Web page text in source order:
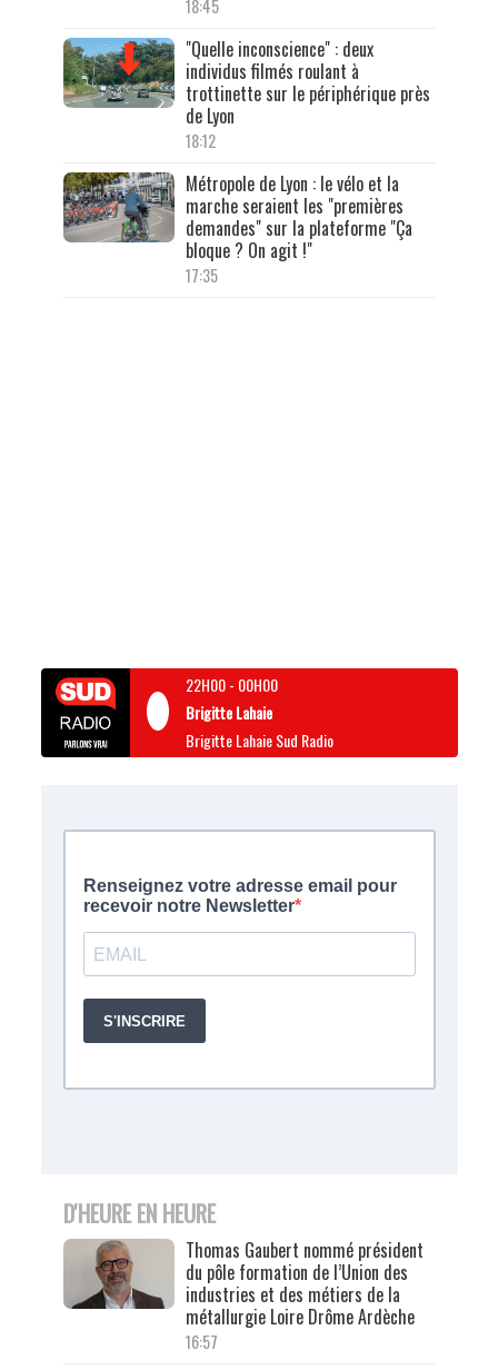
18:45
"Quelle inconscience" : deux
individus filmés roulant à
trottinette sur le périphérique près
de Lyon
18:12
Métropole de Lyon : le vélo et la
marche seraient les "premières
demandes" sur la plateforme "Ça
bloque ? On agit !"
17:35
22H00- 00H00
Brigitte Lahaie
Brigitte Lahaie Sud Radio
D'HEURE EN HEURE
Thomas Gaubert nommé président
du pôle formation de l’Union des
industries et des métiers de la
métallurgie Loire Drôme Ardèche
16:57